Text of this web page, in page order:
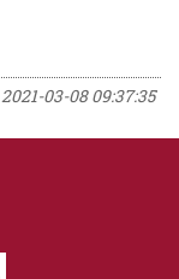
2021-03-08 09:37:35